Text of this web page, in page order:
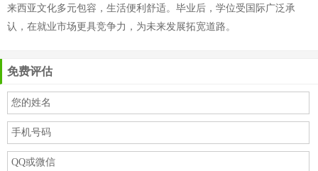
来西亚文化多元包容，生活便利舒适。毕业后，学位受国际广泛承
认，在就业市场更具竞争力，为未来发展拓宽道路。
免费评估